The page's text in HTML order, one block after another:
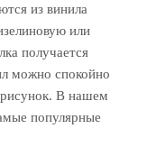
из винила
или
получается
можно спокойно
рисунок. В нашем
популярные